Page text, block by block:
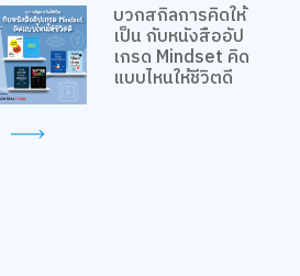
บวกสกิลการคิดให้
เป็น กับหนังสืออัป
เกรด Mindset คิด
แบบไหนให้ชีวิตดี